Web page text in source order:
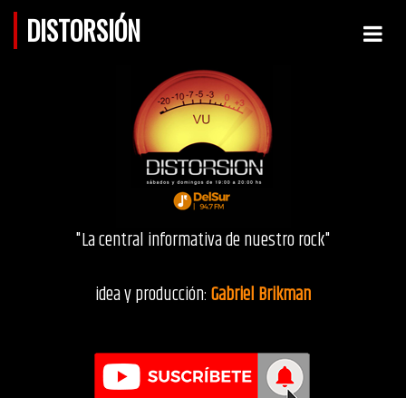
DISTORSIÓN
"La central informativa de nuestro rock"
idea y producción:Gabriel Brikman